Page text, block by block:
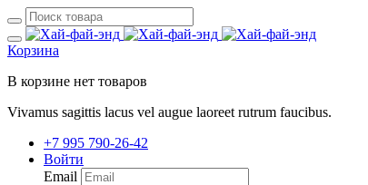
Корзина
В корзине нет товаров
Vivamus sagittis lacus vel augue laoreet rutrum faucibus.
+7 995 790-26-42
Войти
Email